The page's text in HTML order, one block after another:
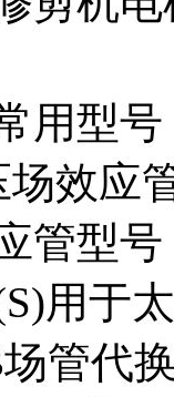
用型号
场效应
管型
用于
管代